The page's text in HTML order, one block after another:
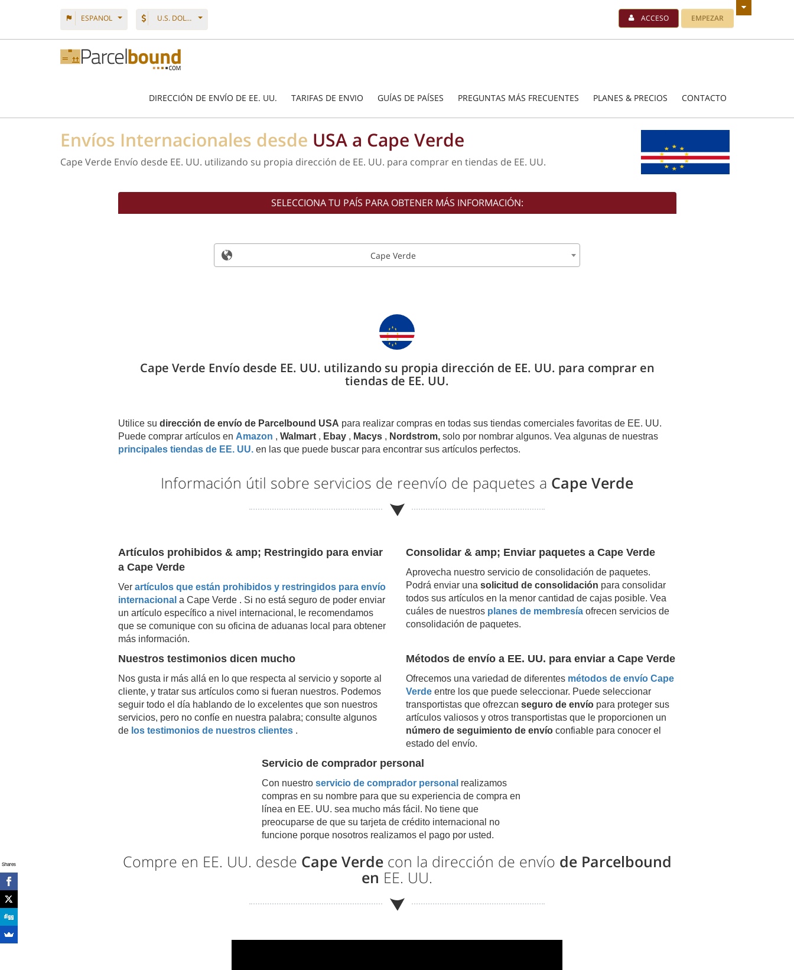
ESPANOL U.S. DOLLAR ACCESO EMPEZAR
DIRECCIÓN DE ENVÍO DE EE. UU. TARIFAS DE ENVIO GUÍAS DE PAÍSES PREGUNTAS MÁS FRECUENTES PLANES & PRECIOS CONTACTO
Envíos Internacionales desde USA a Cape Verde
Cape Verde Envío desde EE. UU. utilizando su propia dirección de EE. UU. para comprar en tiendas de EE. UU.
SELECCIONA TU PAÍS PARA OBTENER MÁS INFORMACIÓN:
Cape Verde
Cape Verde Envío desde EE. UU. utilizando su propia dirección de EE. UU. para comprar en
tiendas de EE. UU.
Utilice su dirección de envío de Parcelbound USA para realizar compras en todas sus tiendas comerciales favoritas de EE. UU.
Puede comprar artículos en Amazon , Walmart, Ebay, Macys, Nordstrom,solo por nombrar algunos. Vea algunas de nuestras
principales tiendas de EE. UU.en las que puede buscar para encontrar sus artículos perfectos.
Información útil sobre servicios de reenvío de paquetes a Cape Verde
Artículos prohibidos & amp; Restringido para enviar
a Cape Verde
Ver artículos que están prohibidos y restringidos para envío
internacional a Cape Verde. Si no está seguro de poder enviar
un artículo específico a nivel internacional, le recomendamos
que se comunique con su oficina de aduanas local para obtener
más información.
Consolidar & amp; Enviar paquetes a Cape Verde
Aprovecha nuestro servicio de consolidación de paquetes.
Podrá enviar una solicitud de consolidación para consolidar
todos sus artículos en la menor cantidad de cajas posible. Vea
cuáles de nuestros planes de membresía ofrecen servicios de
consolidación de paquetes.
Nuestros testimonios dicen mucho
Nos gusta ir más allá en lo que respecta al servicio y soporte al
cliente, y tratar sus artículos como si fueran nuestros. Podemos
seguir todo el día hablando de lo excelentes que son nuestros
servicios, pero no confíe en nuestra palabra; consulte algunos
de los testimonios de nuestros clientes.
Métodos de envío a EE. UU. para enviar a Cape Verde
Ofrecemos una variedad de diferentes métodos de envío Cape
Verde entre los que puede seleccionar. Puede seleccionar
transportistas que ofrezcan seguro de envío para proteger sus
artículos valiosos y otros transportistas que le proporcionen un
número de seguimiento de envío confiable para conocer el
estado del envío.
Servicio de comprador personal
Con nuestroservicio de comprador personal realizamos
compras en su nombre para que su experiencia de compra en
línea en EE. UU. sea mucho más fácil. No tiene que
preocuparse de que su tarjeta de crédito internacional no
funcione porque nosotros realizamos el pago por usted.
Compre en EE. UU. desde Cape Verdecon la dirección de envío de Parcelbound
en EE. UU.
Shares